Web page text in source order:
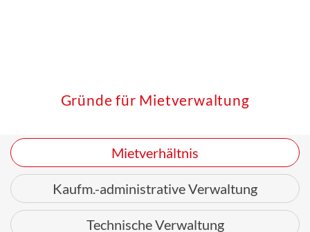
Gründe für Mietverwaltung
Mietverhältnis
Kaufm.-administrative Verwaltung
Technische Verwaltung